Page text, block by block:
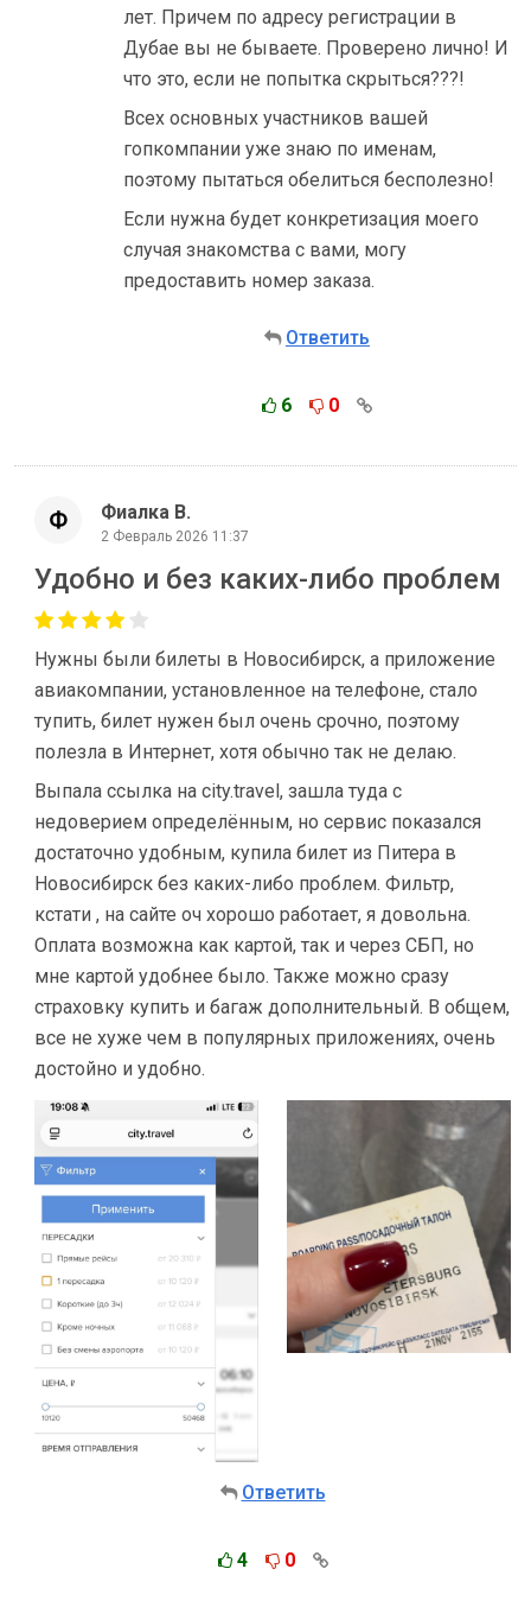
лет. Причем по адресу регистрации в
Дубае вы не бываете. Проверено лично! И
что это, если не попытка скрыться???!
Всех основных участников вашей
гопкомпании уже знаю по именам,
поэтому пытаться обелиться бесполезно!
Если нужна будет конкретизация моего
случая знакомства с вами, могу
предоставить номер заказа.
Ответить
6 0
Фиалка В.
2 Февраль 2026 11:37
Удобно и без каких-либо проблем
Нужны были билеты в Новосибирск, а приложение
авиакомпании, установленное на телефоне, стало
тупить, билет нужен был очень срочно, поэтому
полезла в Интернет, хотя обычно так не делаю.
Выпала ссылка на city.travel, зашла туда с
недоверием определённым, но сервис показался
достаточно удобным, купила билет из Питера в
Новосибирск без каких-либо проблем. Фильтр,
кстати , на сайте оч хорошо работает, я довольна.
Оплата возможна как картой, так и через СБП, но
мне картой удобнее было. Также можно сразу
страховку купить и багаж дополнительный. В общем,
все не хуже чем в популярных приложениях, очень
достойно и удобно.
Ответить
4 0